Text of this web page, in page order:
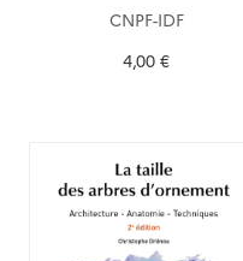
CNPF-IDF
4,00 €